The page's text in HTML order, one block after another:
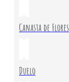
Canasta de Flores
Duelo